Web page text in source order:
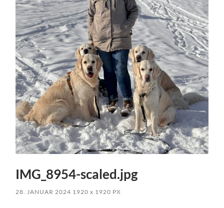
IMG_8954-scaled.jpg
28. JANUAR 2024 1920x 1920 PX